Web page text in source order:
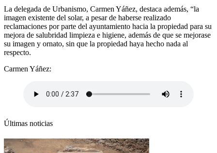
La delegada de Urbanismo, Carmen Yáñez, destaca además, “la
imagen existente del solar, a pesar de haberse realizado
reclamaciones por parte del ayuntamiento hacia la propiedad para su
mejora de salubridad limpieza e higiene, además de que se mejorase
su imagen y ornato, sin que la propiedad haya hecho nada al
respecto.
Carmen Yáñez:
Últimas noticias